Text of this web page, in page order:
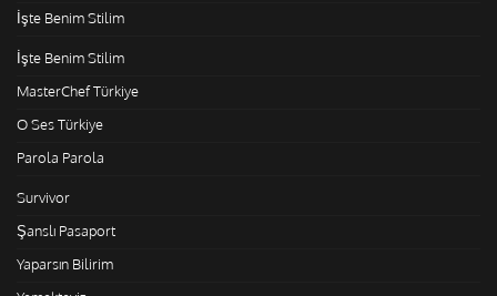
İşte Benim Stilim
İşte Benim Stilim
MasterChef Türkiye
O Ses Türkiye
Parola Parola
Survivor
Şanslı Pasaport
Yaparsın Bilirim